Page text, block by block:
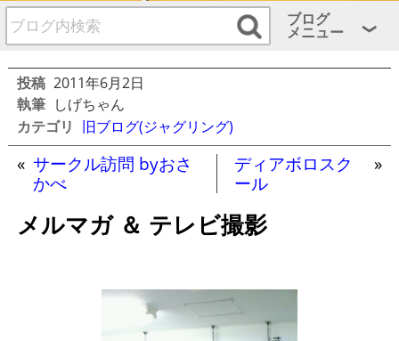
ブログ
メニュー
投稿 2011年6月2日
執筆 しげちゃん
カテゴリ 旧ブログ(ジャグリング)
« サークル訪問 byおさ
かべ
ディアボロスク
ール
»
メルマガ ＆ テレビ撮影